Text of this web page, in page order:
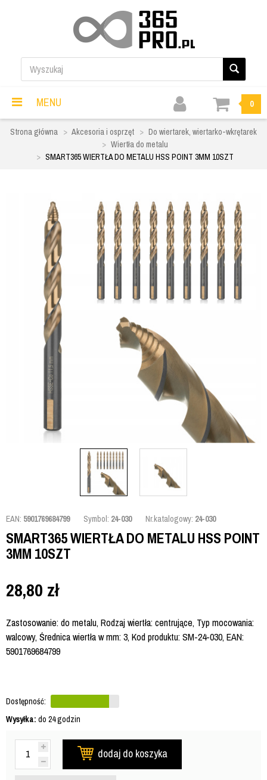
MENU 0
Strona główna Akcesoria i osprzęt
Do wiertarek, wiertarko-wkrętarek
Wiertła do metalu
SMART365 WIERTŁA DO METALU HSS POINT 3MM 10SZT
EAN: 5901769684799 Symbol: 24-030 Nr.katalogowy: 24-030
SMART365 WIERTŁA DO METALU HSS POINT
3MM 10SZT
28,80 zł
Zastosowanie: do metalu, Rodzaj wiertła: centrujące, Typ mocowania:
walcowy, Średnica wiertła w mm: 3, Kod produktu: SM-24-030, EAN:
5901769684799
Dostępność:
Wysyłka: do 24 godzin
dodaj do koszyka